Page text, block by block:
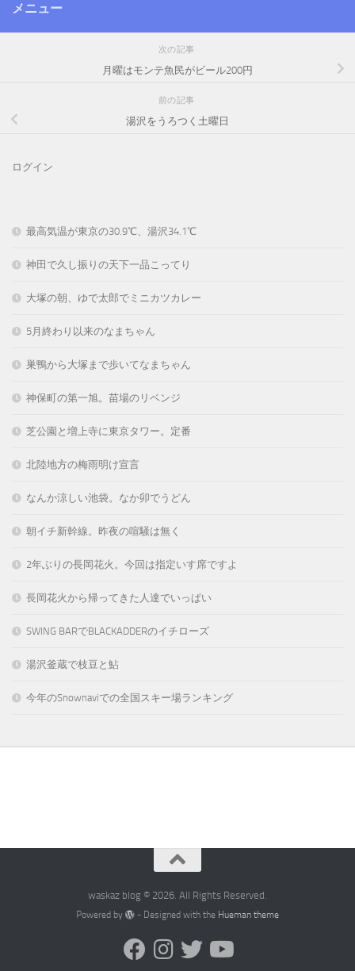
メニュー
次の記事
月曜はモンテ魚民がビール200円
前の記事
湯沢をうろつく土曜日
ログイン
最高気温が東京の30.9℃、湯沢34.1℃
神田で久し振りの天下一品こってり
大塚の朝、ゆで太郎でミニカツカレー
5月終わり以来のなまちゃん
巣鴨から大塚まで歩いてなまちゃん
神保町の第一旭。苗場のリベンジ
芝公園と増上寺に東京タワー。定番
北陸地方の梅雨明け宣言
なんか涼しい池袋。なか卯でうどん
朝イチ新幹線。昨夜の喧騒は無く
2年ぶりの長岡花火。今回は指定いす席ですよ
長岡花火から帰ってきた人達でいっぱい
SWING BARでBLACKADDERのイチローズ
湯沢釜蔵で枝豆と鮎
今年のSnownaviでの全国スキー場ランキング
waskaz blog © 2026. All Rights Reserved.
Powered by - Designed with the Hueman theme